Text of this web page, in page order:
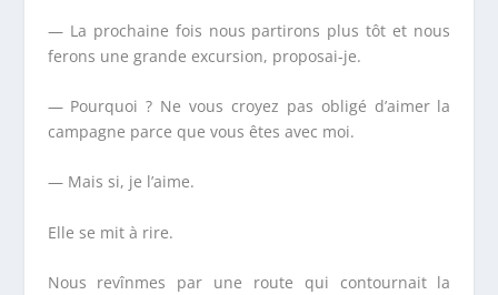
— La prochaine fois nous partirons plus tôt et nous
ferons une grande excursion, proposai-je.
— Pourquoi ? Ne vous croyez pas obligé d’aimer la
campagne parce que vous êtes avec moi.
— Mais si, je l’aime.
Elle se mit à rire.
Nous revînmes par une route qui contournait la